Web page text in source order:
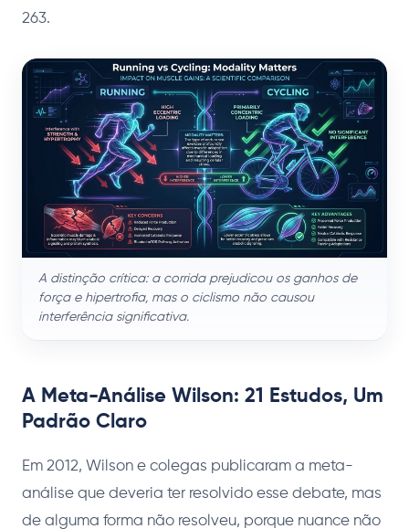
263.
A distinção crítica: a corrida prejudicou os ganhos de
força e hipertrofia, mas o ciclismo não causou
interferência significativa.
A Meta-Análise Wilson: 21 Estudos, Um
Padrão Claro
Em 2012, Wilson e colegas publicaram a meta-
análise que deveria ter resolvido esse debate, mas
de alguma forma não resolveu, porque nuance não